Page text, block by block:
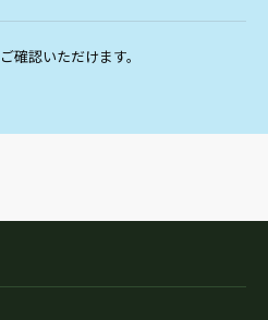
確認いただけます。